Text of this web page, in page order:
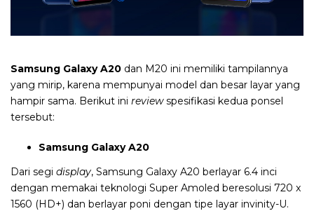
Samsung Galaxy A20 dan M20 ini memiliki tampilannya
yang mirip, karena mempunyai model dan besar layar yang
hampir sama. Berikut ini reviewspesifikasi kedua ponsel
tersebut:
Samsung Galaxy A20
Dari segi display, Samsung Galaxy A20 berlayar 6.4 inci
dengan memakai teknologi Super Amoled beresolusi 720 x
1560 (HD+) dan berlayar poni dengan tipe layar invinity-U.